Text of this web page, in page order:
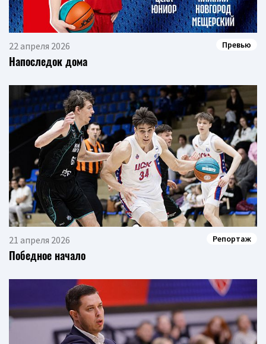
22 апреля 2026 Превью
Напоследок дома
21 апреля 2026 Репортаж
Победное начало